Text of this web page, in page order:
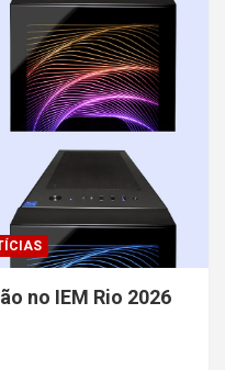
no IEM Rio 2026